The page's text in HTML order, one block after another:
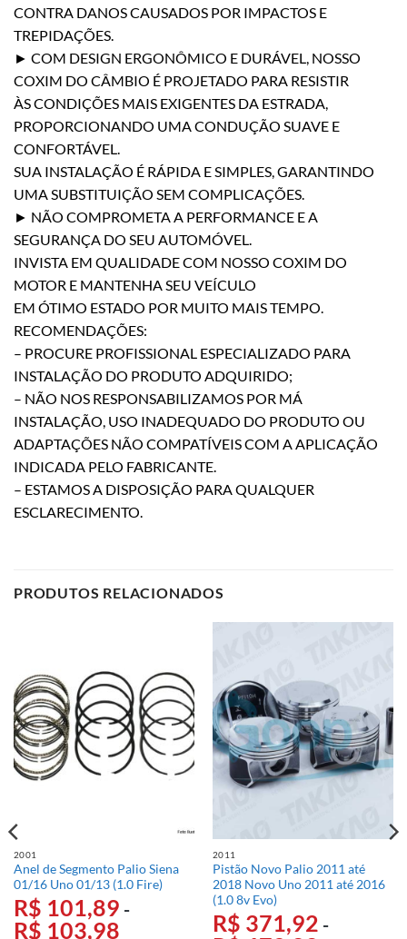
CONTRA DANOS CAUSADOS POR IMPACTOS E
TREPIDAÇÕES.
► COM DESIGN ERGONÔMICO E DURÁVEL, NOSSO
COXIM DO CÂMBIO É PROJETADO PARA RESISTIR
ÀS CONDIÇÕES MAIS EXIGENTES DA ESTRADA,
PROPORCIONANDO UMA CONDUÇÃO SUAVE E
CONFORTÁVEL.
SUA INSTALAÇÃO É RÁPIDA E SIMPLES, GARANTINDO
UMA SUBSTITUIÇÃO SEM COMPLICAÇÕES.
► NÃO COMPROMETA A PERFORMANCE E A
SEGURANÇA DO SEU AUTOMÓVEL.
INVISTA EM QUALIDADE COM NOSSO COXIM DO
MOTOR E MANTENHA SEU VEÍCULO
EM ÓTIMO ESTADO POR MUITO MAIS TEMPO.
RECOMENDAÇÕES:
– PROCURE PROFISSIONAL ESPECIALIZADO PARA
INSTALAÇÃO DO PRODUTO ADQUIRIDO;
– NÃO NOS RESPONSABILIZAMOS POR MÁ
INSTALAÇÃO, USO INADEQUADO DO PRODUTO OU
ADAPTAÇÕES NÃO COMPATÍVEIS COM A APLICAÇÃO
INDICADA PELO FABRICANTE.
– ESTAMOS A DISPOSIÇÃO PARA QUALQUER
ESCLARECIMENTO.
PRODUTOS RELACIONADOS
2001
Anel de Segmento Palio Siena
01/16 Uno 01/13 (1.0 Fire)
R$ 101,89 -
R$ 103,98
2011
Pistão Novo Palio 2011 até
2018 Novo Uno 2011 até 2016
(1.0 8v Evo)
R$ 371,92 -